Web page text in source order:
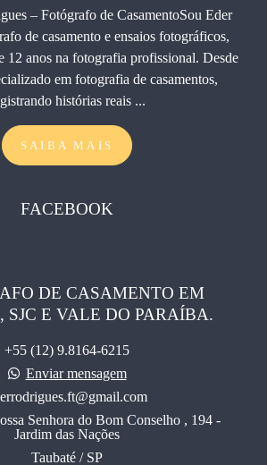
– Fotógrafo de CasamentoSou Eder
de casamento e ensaios fotográficos,
12 anos na fotografia profissional. Desde
em fotografia de casamentos,
histórias reais ...
SAIBA MAIS
FACEBOOK
DE CASAMENTO EM
SJC E VALE DO PARAÍBA.
+55 (12) 9.8164-6215
Enviar mensagem
Senhora do Bom Conselho , 194 -
Jardim das Nações
Taubaté / SP